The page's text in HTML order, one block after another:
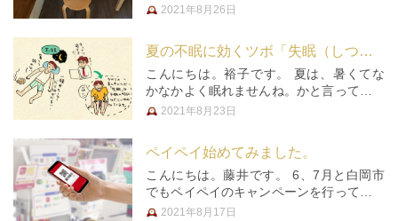
物はまずパパに修理依頼する。というのが
は長女の電子ピアノのために、テ…
2021年8月26日
夏の不眠に効くツボ「失眠（しつみん）」
こんにちは。裕子です。 夏は、暑くてな
かなかよく眠れませんね。かと言って、一
晩中クーラーをつけていると体がだるくな
事にも集中できませんね。 そん…
2021年8月23日
ペイペイ始めてみました。
こんにちは。藤井です。 6、7月と白岡市
でもペイペイのキャンペーンを行っていき
ましたが、自分の住んでいるさいたま市で
2021年8月17日